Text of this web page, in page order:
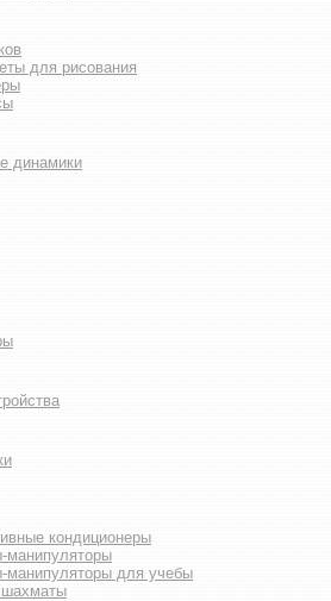
для рисования
динамики
кондиционеры
манипуляторы
манипуляторы для учебы